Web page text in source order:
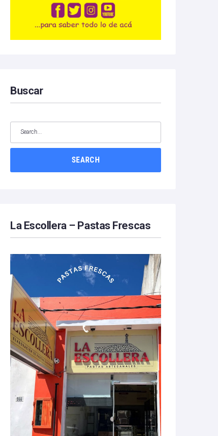
Buscar
SEARCH
La Escollera – Pastas Frescas